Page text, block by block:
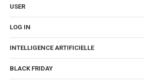
USER
LOG IN
INTELLIGENCE ARTIFICIELLE
BLACK FRIDAY